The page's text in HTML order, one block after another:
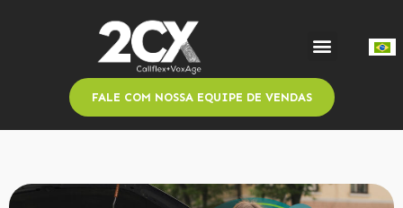
FALE COM NOSSA EQUIPE DE VENDAS